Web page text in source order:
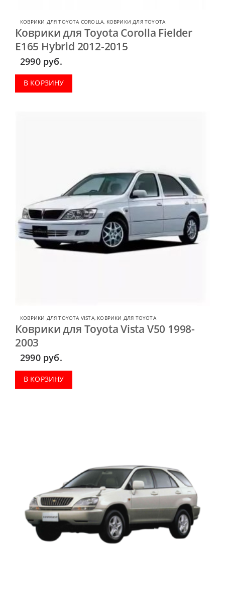
КОВРИКИ ДЛЯ TOYOTA COROLLA, КОВРИКИ ДЛЯ TOYOTA
Коврики для Toyota Corolla Fielder
E165 Hybrid 2012-2015
2990 руб.
В КОРЗИНУ
КОВРИКИ ДЛЯ TOYOTA VISTA, КОВРИКИ ДЛЯ TOYOTA
Коврики для Toyota Vista V50 1998-
2003
2990 руб.
В КОРЗИНУ